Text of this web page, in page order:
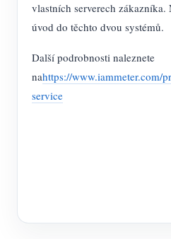
Řídicí systém PV
Automatizace
Tovární energetické
Rychlý start produktu
Společenství
Prozkoumat
Kontakt
vlastních serverech zákazníka.
úvod do těchto dvou systémů.
Další podrobnosti naleznete
nahttps://www.iammeter.com/
service